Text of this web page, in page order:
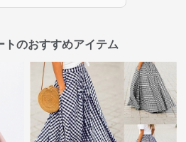
トのおすすめアイテム